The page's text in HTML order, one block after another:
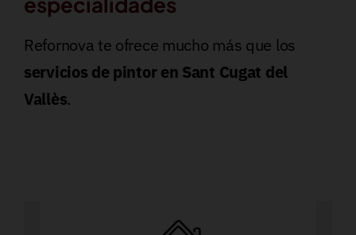
Refornova te ofrece mucho más que los
servicios de pintor en Sant Cugat del
Vallès.